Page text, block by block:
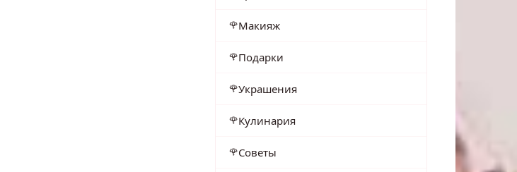
Макияж
Подарки
Украшения
Кулинария
Советы